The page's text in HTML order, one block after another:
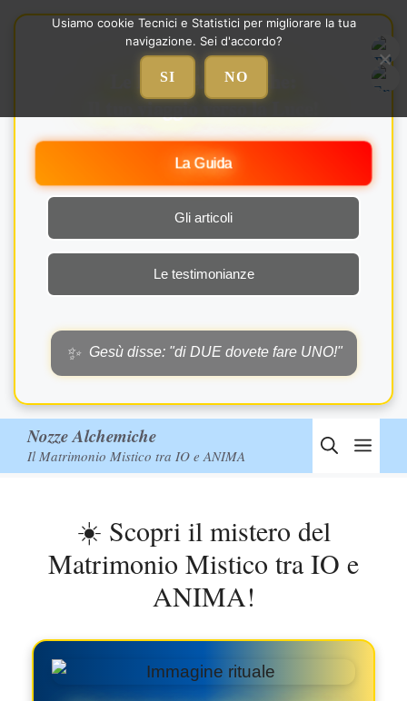
Vai
Le Nozze Alchemiche:
Il tuo viaggio verso la Luce!
La Guida
Gli articoli
Le testimonianze
✨ Gesù disse: "di DUE dovete fare UNO!"
Nozze Alchemiche
Il Matrimonio Mistico tra IO e ANIMA
☀️ Scopri il mistero del
Matrimonio Mistico tra IO e
ANIMA!
Usiamo cookie Tecnici e Statistici per migliorare la tua
navigazione. Sei d'accordo?
SI NO